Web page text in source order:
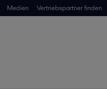
Medien Vertriebspartner finden